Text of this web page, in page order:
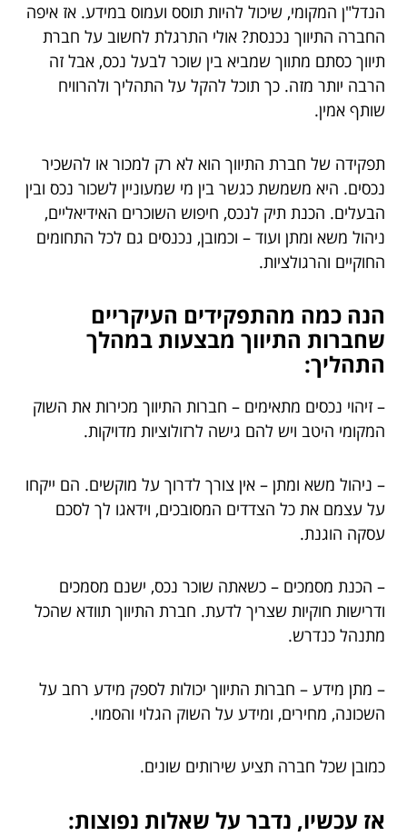
הנדל"ן המקומי, שיכול להיות תוסס ועמוס במידע. אז איפה
החברה התיווך נכנסת? אולי התרגלת לחשוב על חברת
תיווך כסתם מתווך שמביא בין שוכר לבעל נכס, אבל זה
הרבה יותר מזה. כך תוכל להקל על התהליך ולהרוויח
שותף אמין.
תפקידה של חברת התיווך הוא לא רק למכור או להשכיר
נכסים. היא משמשת כגשר בין מי שמעוניין לשכור נכס ובין
הבעלים. הכנת תיק לנכס, חיפוש השוכרים האידיאליים,
ניהול משא ומתן ועוד – וכמובן, נכנסים גם לכל התחומים
החוקיים והרגולציות.
הנה כמה מהתפקידים העיקריים
שחברות התיווך מבצעות במהלך
התהליך:
– זיהוי נכסים מתאימים – חברות התיווך מכירות את השוק
המקומי היטב ויש להם גישה לרזולוציות מדויקות.
– ניהול משא ומתן – אין צורך לדרוך על מוקשים. הם ייקחו
על עצמם את כל הצדדים המסובכים, וידאגו לך לסכם
עסקה הוגנת.
– הכנת מסמכים – כשאתה שוכר נכס, ישנם מסמכים
ודרישות חוקיות שצריך לדעת. חברת התיווך תוודא שהכל
מתנהל כנדרש.
– מתן מידע – חברות התיווך יכולות לספק מידע רחב על
השכונה, מחירים, ומידע על השוק הגלוי והסמוי.
כמובן שכל חברה תציע שירותים שונים.
אז עכשיו, נדבר על שאלות נפוצות: